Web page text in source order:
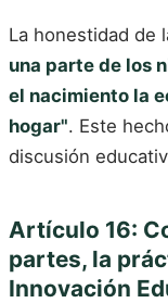
La honestidad de
una parte de los
el nacimiento la
hogar". Este
discusión
Artículo 16:
partes, la
Innovación